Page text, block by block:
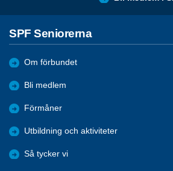
SPF Seniorerna
Om förbundet
Bli medlem
Förmåner
Utbildning och aktiviteter
Så tycker vi